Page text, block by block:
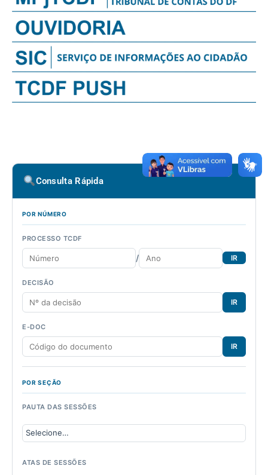
Consulta Rápida
POR NÚMERO
PROCESSO TCDF
/ IR
DECISÃO
IR
E-DOC
IR
POR SEÇÃO
PAUTA DAS SESSÕES
ATAS DE SESSÕES